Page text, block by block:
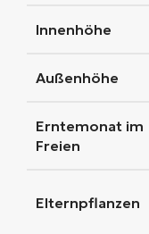
Innenhöhe
Außenhöhe
Erntemonat im
Freien
Elternpflanzen